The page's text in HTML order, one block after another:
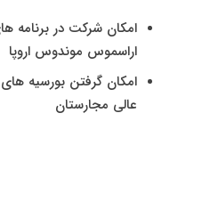
امکان شرکت در برنامه
اراسموس موندوس اروپا
امکان گرفتن بورسیه
عالی مجارستان